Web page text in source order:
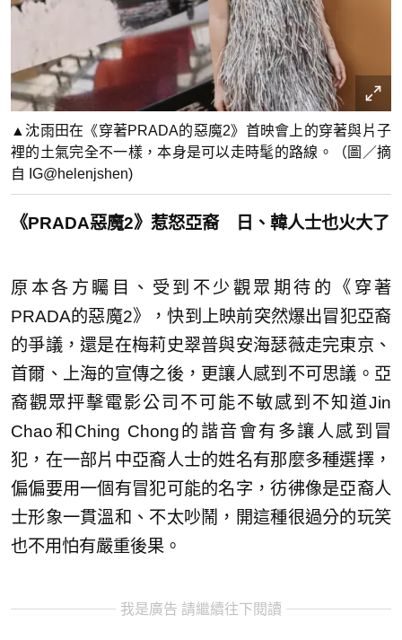
▲沈雨田在《穿著PRADA的惡魔2》首映會上的穿著與片子
裡的土氣完全不一樣，本身是可以走時髦的路線。（圖／摘
自 IG@helenjshen)
《PRADA惡魔2》惹怒亞裔 日、韓人士也火大了
原本各方矚目、受到不少觀眾期待的《穿著
PRADA的惡魔2》，快到上映前突然爆出冒犯亞裔
的爭議，還是在梅莉史翠普與安海瑟薇走完東京、
首爾、上海的宣傳之後，更讓人感到不可思議。亞
裔觀眾抨擊電影公司不可能不敏感到不知道Jin
Chao和Ching Chong的諧音會有多讓人感到冒
犯，在一部片中亞裔人士的姓名有那麼多種選擇，
偏偏要用一個有冒犯可能的名字，彷彿像是亞裔人
士形象一貫溫和、不太吵鬧，開這種很過分的玩笑
也不用怕有嚴重後果。
我是廣告 請繼續往下閱讀